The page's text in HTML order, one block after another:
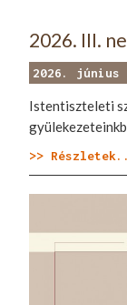
2026. III.
2026. június
Istentiszteleti
>>